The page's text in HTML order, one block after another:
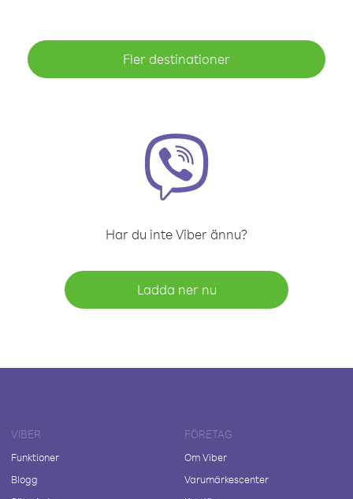
Fler destinationer
Har du inte Viber ännu?
Ladda ner nu
VIBER
Funktioner
Blogg
FÖRETAG
Om Viber
Varumärkescenter